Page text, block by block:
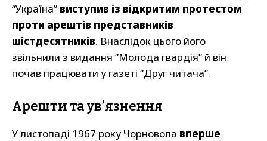
“Україна” виступив із відкритим протестом
проти арештів представників
шістдесятників. Внаслідок цього його
звільнили з видання “Молода гвардія” й він
почав працювати у газеті “Друг читача”.
Арешти та ув’язнення
У листопаді 1967 року Чорновола вперше